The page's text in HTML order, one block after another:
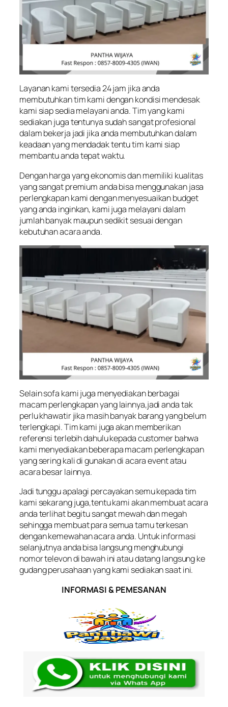
Layanan kami tersedia 24 jam jika anda
membutuhkan tim kami dengan kondisi mendesak
kami siap sedia melayani anda. Tim yang kami
sediakan juga tentunya sudah sangat profesional
dalam bekerja jadi jika anda membutuhkan dalam
keadaan yang mendadak tentu tim kami siap
membantu anda tepat waktu.
Dengan harga yang ekonomis dan memiliki kualitas
yang sangat premium anda bisa menggunakan jasa
perlengkapan kami dengan menyesuaikan budget
yang anda inginkan, kami juga melayani dalam
jumlah banyak maupun sedikit sesuai dengan
kebutuhan acara anda.
Selain sofa kami juga menyediakan berbagai
macam perlengkapan yang lainnya,jadi anda tak
perlu khawatir jika masih banyak barang yang belum
terlengkapi. Tim kami juga akan memberikan
referensi terlebih dahulu kepada customer bahwa
kami menyediakan beberapa macam perlengkapan
yang sering kali di gunakan di acara event atau
acara besar lainnya.
Jadi tunggu apalagi percayakan semu kepada tim
kami sekarang juga,tentu kami akan membuat acara
anda terlihat begitu sangat mewah dan megah
sehingga membuat para semua tamu terkesan
dengan kemewahan acara anda. Untuk informasi
selanjutnya anda bisa langsung menghubungi
nomor televon di bawah ini atau datang langsung ke
gudang perusahaan yang kami sediakan saat ini.
INFORMASI & PEMESANAN